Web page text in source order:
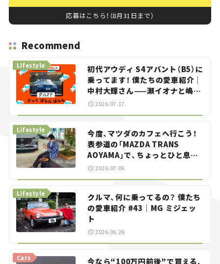
応募はこちら！（8月31日まで）
Recommend
初代アウディ S4アバント（B5）に
乗ってます！ 僕たちの愛車紹介｜
中村大輝さん——瀬イオナと嶋田
智之の「クルマでざっくばらんば
Lifestyle
2026.07.17
今度、マツダのカフェへ行こう！
表参道の「MAZDA TRANS
AOYAMA」で、ちょっとひと息。
——連載｜CCGとクルマでどうす
Lifestyle
2026.07.06
クルマ、何に乗ってるの？ 僕たち
の愛車紹介 #43｜MG ミジェッ
ト
Lifestyle
2026.06.26
今なら“100万円前後”で買える、
Cars